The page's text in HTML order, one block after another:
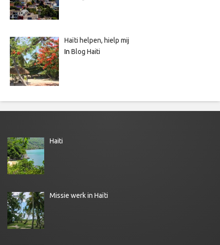
Haïti helpen, hielp mij
In Blog Haiti
Haiti
Missie werk in Haïti